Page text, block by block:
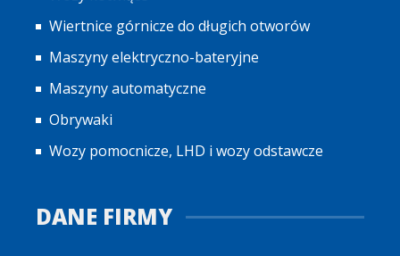
Wiertnice górnicze do długich otworów
Maszyny elektryczno-bateryjne
Maszyny automatyczne
Obrywaki
Wozy pomocnicze, LHD i wozy odstawcze
DANE FIRMY